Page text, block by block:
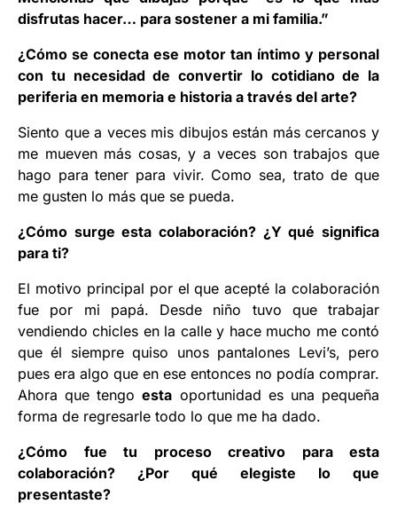
disfrutas hacer… para sostener a mi familia.”
¿Cómo se conecta ese motor tan íntimo y personal
con tu necesidad de convertir lo cotidiano de la
periferia en memoria e historia a través del arte?
Siento que a veces mis dibujos están más cercanos y
me mueven más cosas, y a veces son trabajos que
hago para tener para vivir. Como sea, trato de que
me gusten lo más que se pueda.
¿Cómo surge esta colaboración? ¿Y qué significa
para ti?
El motivo principal por el que acepté la colaboración
fue por mi papá. Desde niño tuvo que trabajar
vendiendo chicles en la calle y hace mucho me contó
que él siempre quiso unos pantalones Levi’s, pero
pues era algo que en ese entonces no podía comprar.
Ahora que tengoesta oportunidad es una pequeña
forma de regresarle todo lo que me ha dado.
¿Cómo fue tu proceso creativo para esta
colaboración? ¿Por qué elegiste lo que
presentaste?